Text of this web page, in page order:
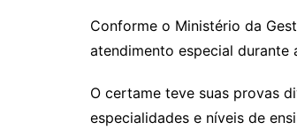
Conforme o Ministério da
atendimento especial durante
O certame teve suas provas
especialidades e níveis de